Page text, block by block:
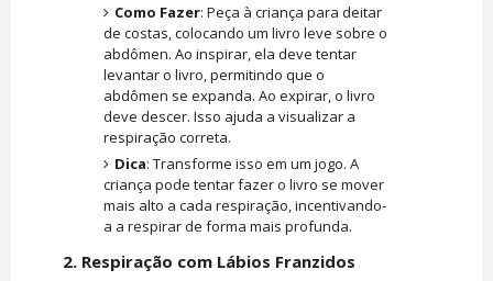
Como Fazer: Peça à criança para deitar
de costas, colocando um livro leve sobre o
abdômen. Ao inspirar, ela deve tentar
levantar o livro, permitindo que o
abdômen se expanda. Ao expirar, o livro
deve descer. Isso ajuda a visualizar a
respiração correta.
Dica: Transforme isso em um jogo. A
criança pode tentar fazer o livro se mover
mais alto a cada respiração, incentivando-
a a respirar de forma mais profunda.
2. Respiração com Lábios Franzidos